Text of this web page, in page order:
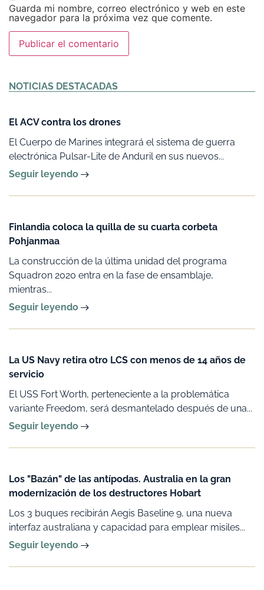
Guarda mi nombre, correo electrónico y web en este
navegador para la próxima vez que comente.
NOTICIAS DESTACADAS
El ACV contra los drones
El Cuerpo de Marines integrará el sistema de guerra
electrónica Pulsar-Lite de Anduril en sus nuevos...
Seguir leyendo
Finlandia coloca la quilla de su cuarta corbeta
Pohjanmaa
La construcción de la última unidad del programa
Squadron 2020 entra en la fase de ensamblaje,
mientras...
Seguir leyendo
La US Navy retira otro LCS con menos de 14 años de
servicio
El USS Fort Worth, perteneciente a la problemática
variante Freedom, será desmantelado después de una...
Seguir leyendo
Los "Bazán" de las antípodas. Australia en la gran
modernización de los destructores Hobart
Los 3 buques recibirán Aegis Baseline 9, una nueva
interfaz australiana y capacidad para emplear misiles...
Seguir leyendo